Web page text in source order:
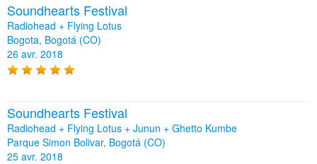
Soundhearts Festival
Radiohead + Flying Lotus
Bogota, Bogotá (CO)
26 avr. 2018
Soundhearts Festival
Radiohead + Flying Lotus + Junun + Ghetto Kumbe
Parque Simon Bolivar, Bogotá (CO)
25 avr. 2018